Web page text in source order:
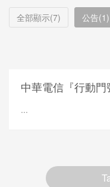
全部顯示(7) 公告(1)
中華電信『行動
...